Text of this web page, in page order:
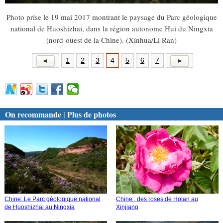
Photo prise le 19 mai 2017 montrant le paysage du Parc géologique
national de Huoshizhai, dans la région autonome Hui du Ningxia
(nord-ouest de la Chine). (Xinhua/Li Ran)
1 2 3 4 5 6 7
On recommande | Plus de photos
Chine: Le Parc géologique national
de Huoshizhai au Ningxia
Chine : des roses de Hotan au
Xinjiang